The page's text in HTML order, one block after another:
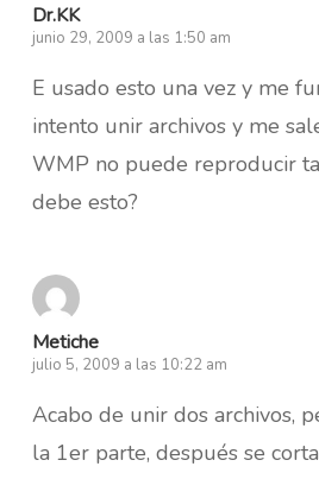
Dr.KK
junio 29, 2009 a las 1:50 am
E usado esto una vez y me
intento unir archivos y me
WMP no puede reproducir
debe esto?
Metiche
julio 5, 2009 a las 10:22 am
Acabo de unir dos archivos,
la 1er parte, después se